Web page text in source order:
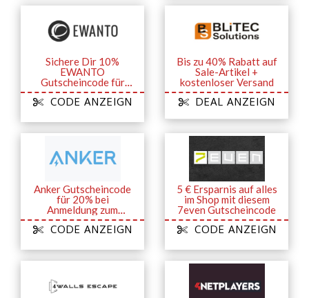
Sichere Dir 10%
EWANTO
Gutscheincode für
Newsletter-
Anmeldung
CODE ANZEIGN
Bis zu 40% Rabatt auf
Sale-Artikel +
kostenloser Versand
DEAL ANZEIGN
Anker Gutscheincode
für 20% bei
Anmeldung zum
Newsletter
CODE ANZEIGN
5 € Ersparnis auf alles
im Shop mit diesem
7even Gutscheincode
CODE ANZEIGN